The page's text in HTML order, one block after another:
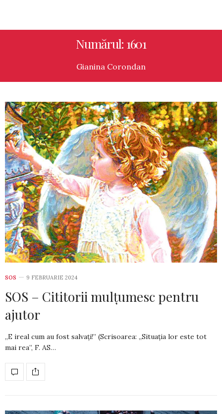
Numărul: 1601
Gianina Corondan
SOS 9 FEBRUARIE 2024
SOS – Cititorii mulțumesc pentru
ajutor
„E ireal cum au fost salvați!” (Scrisoarea: „Situația lor este tot
mai rea”, F. AS…